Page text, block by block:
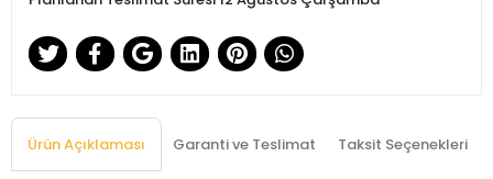
Ürün Açıklaması Garanti ve Teslimat Taksit Seçenekleri